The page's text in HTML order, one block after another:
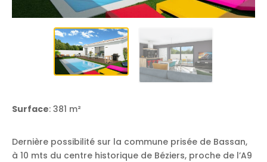
Surface: 381 m²
Dernière possibilité sur la commune prisée de Bassan,
à 10 mts du centre historique de Béziers, proche de l’A9